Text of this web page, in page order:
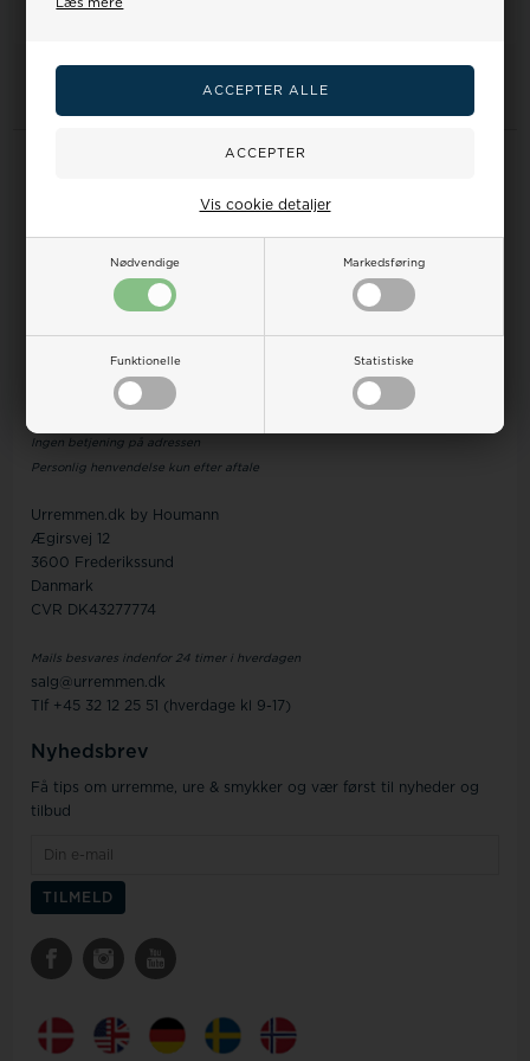
Læs mere
Nødvendige Markedsføring
Funktionelle Statistiske
Vis cookie detaljer
Handelsbetingelser
Retur/Ombytning
Reklamation
Kundeservice
Ingen betjening på adressen
Personlig henvendelse kun efter aftale
Urremmen.dk by Houmann
Ægirsvej 12
3600 Frederikssund
Danmark
CVR DK43277774
Mails besvares indenfor 24 timer i hverdagen
salg@urremmen.dk
Tlf +45 32 12 25 51 (hverdage kl 9-17)
Nyhedsbrev
Få tips om urremme, ure & smykker og vær først til nyheder og
tilbud